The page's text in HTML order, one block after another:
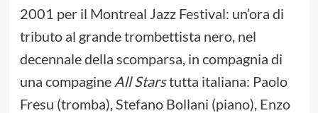
2001 per il Montreal Jazz Festival: un’ora di
tributo al grande trombettista nero, nel
decennale della scomparsa, in compagnia di
una compagine All Starstutta italiana: Paolo
Fresu (tromba), Stefano Bollani (piano), Enzo